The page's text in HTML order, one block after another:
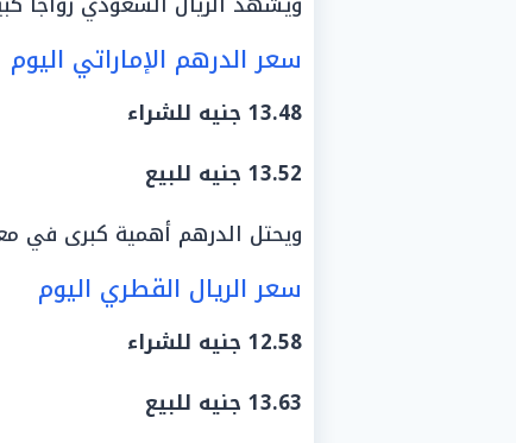
سعر الدرهم الإماراتي اليوم
13.48 جنيه للشراء
13.52 جنيه للبيع
ويحتل الدرهم أهمية كبرى في
سعر الريال القطري اليوم
12.58 جنيه للشراء
13.63 جنيه للبيع